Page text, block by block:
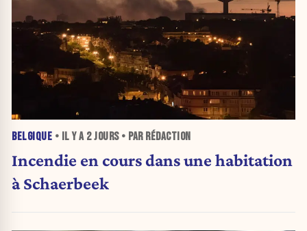
BELGIQUE • IL Y A 2 JOURS• PAR RÉDACTION
Incendie en cours dans une habitation
à Schaerbeek